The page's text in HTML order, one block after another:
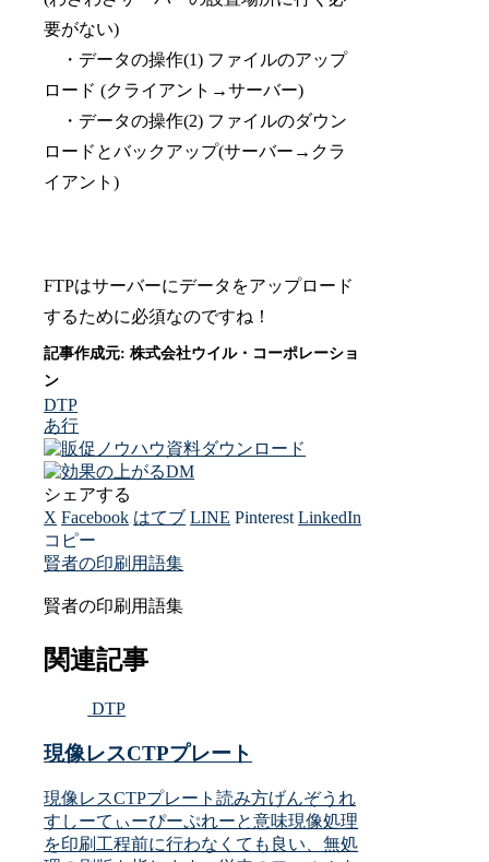
要がない)
・データの操作(1) ファイルのアップ
ロード (クライアント→サーバー)
・データの操作(2) ファイルのダウン
ロードとバックアップ(サーバー→クラ
イアント)
FTPはサーバーにデータをアップロード
するために必須なのですね！
DTP
あ行
シェアする
X Facebook はてブ LINE Pinterest LinkedIn
コピー
賢者の印刷用語集
賢者の印刷用語集
関連記事
DTP
現像レスCTPプレート
現像レスCTPプレート読み方げんぞうれ
すしーてぃーぴーぷれーと意味現像処理
を印刷工程前に行わなくても良い、無処